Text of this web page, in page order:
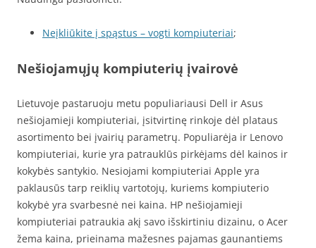
Neįkliūkite į spąstus – vogti kompiuteriai;
Nešiojamųjų kompiuterių įvairovė
Lietuvoje pastaruoju metu populiariausi Dell ir Asus
nešiojamieji kompiuteriai, įsitvirtinę rinkoje dėl plataus
asortimento bei įvairių parametrų. Populiarėja ir Lenovo
kompiuteriai, kurie yra patrauklūs pirkėjams dėl kainos ir
kokybės santykio. Nesiojami kompiuteriai Apple yra
paklausūs tarp reiklių vartotojų, kuriems kompiuterio
kokybė yra svarbesnė nei kaina. HP nešiojamieji
kompiuteriai patraukia akį savo išskirtiniu dizainu, o Acer
žema kaina, prieinama mažesnes pajamas gaunantiems